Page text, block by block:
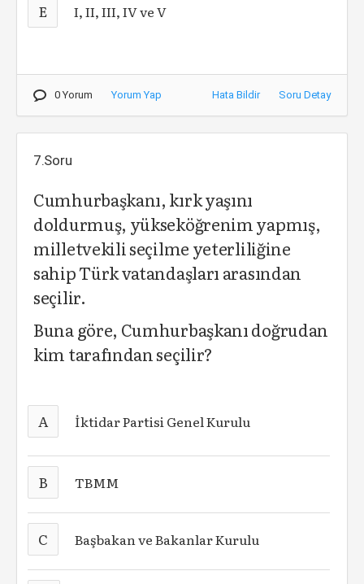
E I, II, III, IV ve V
0 Yorum Yorum Yap Hata Bildir Soru Detay
7.Soru
Cumhurbaşkanı, kırk yaşını
doldurmuş, yükseköğrenim yapmış,
milletvekili seçilme yeterliliğine
sahip Türk vatandaşları arasından
seçilir.
Buna göre, Cumhurbaşkanı doğrudan
kim tarafından seçilir?
A İktidar Partisi Genel Kurulu
B TBMM
C Başbakan ve Bakanlar Kurulu